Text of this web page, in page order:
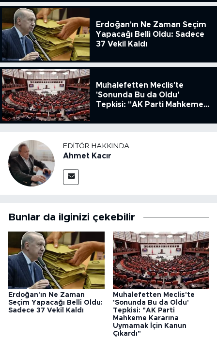
51.49
Erdoğan'ın Ne Zaman Seçim
Yapacağı Belli Oldu: Sadece
37 Vekil Kaldı
Muhalefetten Meclis'te
'Sonunda Bu da Oldu'
Tepkisi: "AK Parti Mahkeme
Kanun Çıkardı"
EDITÖR HAKKINDA
Ahmet Kacır
Bunlar da ilginizi çekebilir
Erdoğan'ın Ne Zaman
Seçim Yapacağı Belli Oldu:
Sadece 37 Vekil Kaldı
Muhalefetten Meclis'te
'Sonunda Bu da Oldu'
Tepkisi: "AK Parti
Mahkeme Kararına
Uymamak İçin Kanun
Çıkardı"